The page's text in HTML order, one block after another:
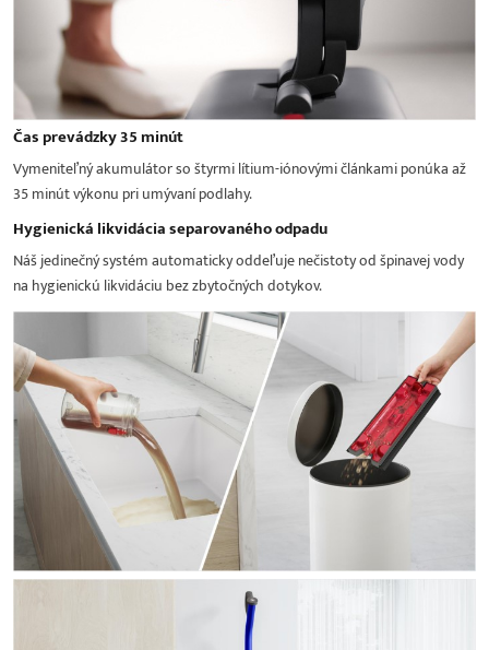
Čas prevádzky 35 minút
Vymeniteľný akumulátor so štyrmi lítium-iónovými článkami ponúka až
35 minút výkonu pri umývaní podlahy.
Hygienická likvidácia separovaného odpadu
Náš jedinečný systém automaticky oddeľuje nečistoty od špinavej vody
na hygienickú likvidáciu bez zbytočných dotykov.